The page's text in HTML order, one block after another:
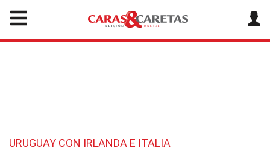
URUGUAY CON IRLANDA E ITALIA